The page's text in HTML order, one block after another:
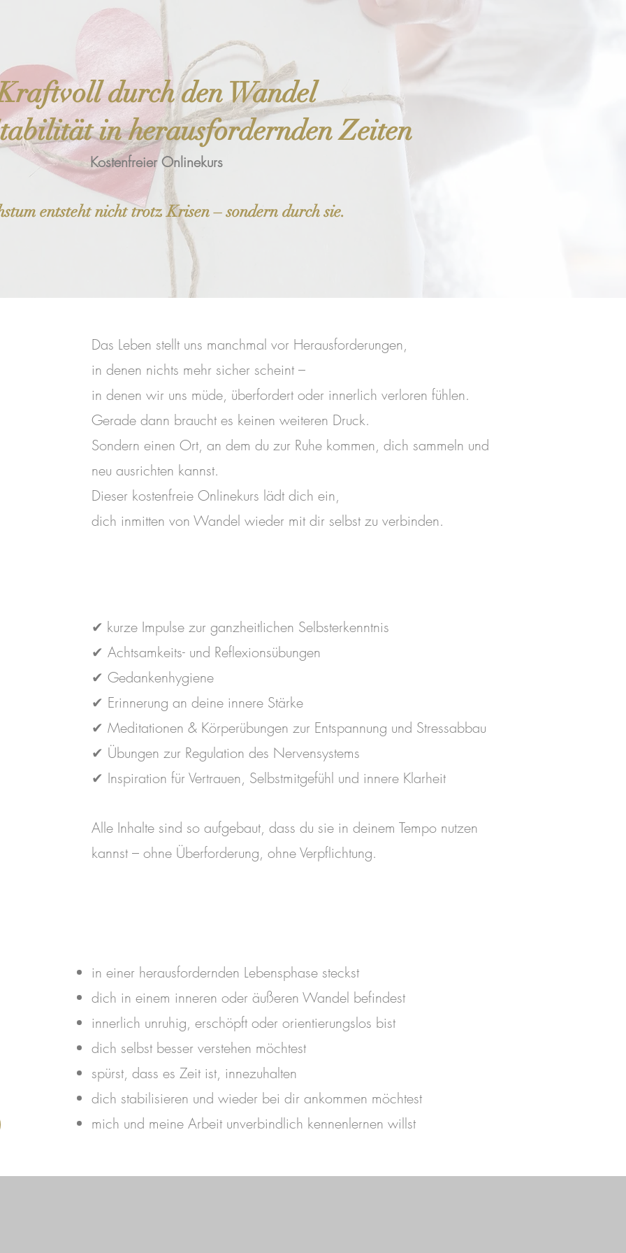
durch den Wandel
in herausfordernden Zeiten
Kostenfreier Onlinekurs
entsteht nicht trotz Krisen – sondern durch sie.
Das Leben stellt uns manchmal vor Herausforderungen,
in denen nichts mehr sicher scheint –
in denen wir uns müde, überfordert oder innerlich verloren fühlen.
Gerade dann braucht es keinen weiteren Druck.
Sondern einen Ort, an dem du zur Ruhe kommen, dich sammeln und
neu ausrichten kannst.
Dieser kostenfreie Onlinekurs lädt dich ein,
dich inmitten von Wandel wieder mit dir selbst zu verbinden.
Herausfordernde Zeiten sind kein Zeichen von Schwäche.
Sie sind oft der Moment, in dem sich etwas Wesentliches zeigen
möchte.
In diesem Kurs begleite ich dich dabei,
die tieferen Zusammenhänge besser zu verstehen
deinem Körper und deinem inneren Prozess wieder zu vertrauen
dich sanft zu stabilisieren und innerlich zu ordnen
Ohne Selbstoptimierung.
Sondern menschlich, achtsam und geerdet.
✔ kurze Impulse zur ganzheitlichen Selbsterkenntnis
✔ Achtsamkeits- und Reflexionsübungen
✔ Gedankenhygiene
✔ Erinnerung an deine innere Stärke
✔ Meditationen & Körperübungen zur Entspannung und Stressabbau
✔ Übungen zur Regulation des Nervensystems
✔ Inspiration für Vertrauen, Selbstmitgefühl und innere Klarheit
Alle Inhalte sind so aufgebaut, dass du sie in deinem Tempo nutzen
kannst – ohne Überforderung, ohne Verpflichtung.
in einer herausfordernden Lebensphase steckst
dich in einem inneren oder äußeren Wandel befindest
innerlich unruhig, erschöpft oder orientierungslos bist
dich selbst besser verstehen möchtest
spürst, dass es Zeit ist, innezuhalten
dich stabilisieren und wieder bei dir ankommen möchtest
mich und meine Arbeit unverbindlich kennenlernen willst